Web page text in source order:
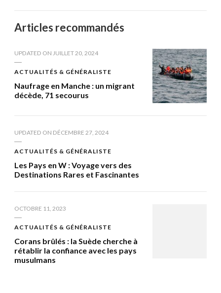
Articles recommandés
UPDATED ON JUILLET 20, 2024
ACTUALITÉS & GÉNÉRALISTE
Naufrage en Manche : un migrant
décède, 71 secourus
UPDATED ON DÉCEMBRE 27, 2024
ACTUALITÉS & GÉNÉRALISTE
Les Pays en W : Voyage vers des
Destinations Rares et Fascinantes
OCTOBRE 11, 2023
ACTUALITÉS & GÉNÉRALISTE
Corans brûlés : la Suède cherche à
rétablir la confiance avec les pays
musulmans